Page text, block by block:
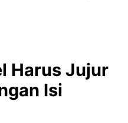
Harus Jujur
Isi